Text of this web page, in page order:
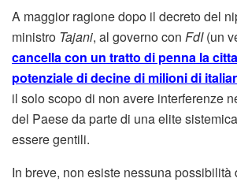
A maggior ragione dopo il decreto del
ministro Tajani, al governo con FdI(un
cancella con un tratto di penna la
potenziale di decine di milioni di
il solo scopo di non avere interferenze
del Paese da parte di una elite
essere gentili.
In breve, non esiste nessuna possibilità